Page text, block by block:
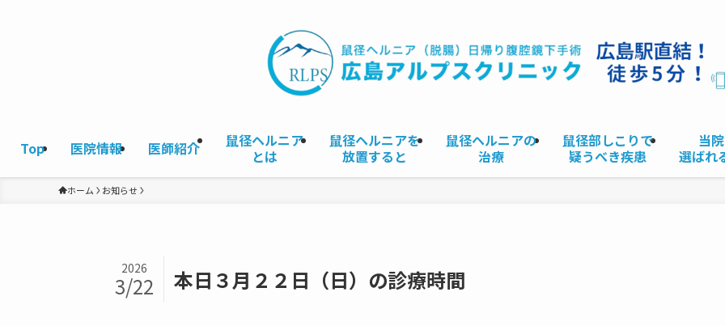
Top 医院情報 医師紹介
鼠径ヘルニア
とは
鼠径ヘルニアを
放置すると
鼠径ヘルニアの
治療
鼠径部しこりで
疑うべき疾患
当
選ばれ
ホーム お知らせ
本日３月２２日（日）の診療時間
2026
3/22